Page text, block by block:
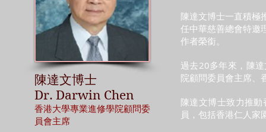
陳達文博士
Dr. Darwin Chen
香港大學專業進修學院顧問委
員會主席
陳達文博士一直積極
任中華慈善總會特邀
作者榮銜。
過去20多年來，陳
院顧問委員會主席、
陳達文博士致力推
員，包括香港仁人家